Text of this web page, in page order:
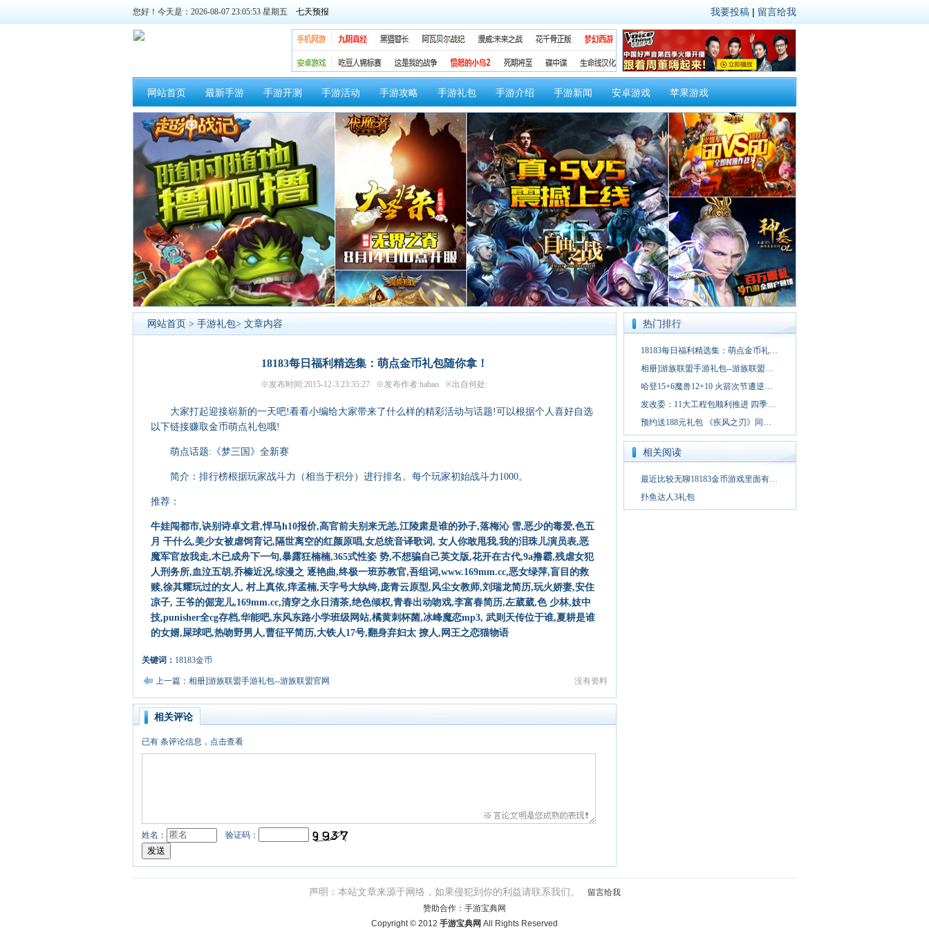
您好！今天是：2026-08-07 23:05:54 星期五 我要投稿 | 留言给我
网站首页 最新手游 手游开测 手游活动 手游攻略 手游礼包 手游介绍 手游新闻 安卓游戏 苹果游戏
网站首页 > 手游礼包> 文章内容
18183每日福利精选集：萌点金币礼包随你拿！
※发布时间:2015-12-3 23:35:27 ※发布作者:habao ※出自何处:
大家打起迎接崭新的一天吧!看看小编给大家带来了什么样的精彩活动与话题!可以根据个人喜好自选
以下链接赚取金币萌点礼包哦!
萌点话题:《梦三国》全新赛
简介：排行榜根据玩家战斗力（相当于积分）进行排名。每个玩家初始战斗力1000。
推荐：
牛娃闯都市,诀别诗卓文君,悍马h10报价,高官前夫别来无恙,江陵肃是谁的孙子,落梅沁 雪,恶少的毒爱,色五
月 干什么,美少女被虐饲育记,隔世离空的红颜原唱,女总统音译歌词, 女人你敢甩我,我的泪珠儿演员表,恶
魔军官放我走,木已成舟下一句,暴露狂楠楠,365式性姿 势,不想骗自己英文版,花开在古代,9a撸霸,残虐女犯
人刑务所,血泣五胡,乔榛近况,综漫之 逐艳曲,终极一班苏教官,吾组词,www.169mm.cc,恶女绿萍,盲目的救
赎,徐其耀玩过的女人, 村上真依,痒孟楠,天字号大纨绔,庞青云原型,风尘女教师,刘瑞龙简历,玩火娇妻,安住
凉子, 王爷的倔宠儿,169mm.cc,清穿之永日清茶,绝色倾权,青春出动吻戏,李富春简历,左葳葳,色 少林,妓中
技,punisher全cg存档,华能吧,东风东路小学班级网站,橘黄刺杯菌,冰峰魔恋mp3, 武则天传位于谁,夏耕是谁
的女婿,屎球吧,热吻野男人,曹征平简历,大铁人17号,翻身弃妇太 撩人,网王之恋猫物语
关键词： 18183金币
上一篇：相册]游族联盟手游礼包--游族联盟官网 没有资料
相关评论
已有 条评论信息，点击查看
姓名： 验证码：
热门排行
18183每日福利精选集：萌点金币礼…
相册]游族联盟手游礼包--游族联盟…
哈登15+6魔兽12+10 火箭次节遭逆…
发改委：11大工程包顺利推进 四季…
预约送188元礼包 《疾风之刃》同…
相关阅读
最近比较无聊18183金币游戏里面有…
扑鱼达人3礼包
声明：本站文章来源于网络，如果侵犯到你的利益请联系我们。
留言给我
赞助合作： 手游宝典网
Copyright © 2012 手游宝典网 All Rights Reserved